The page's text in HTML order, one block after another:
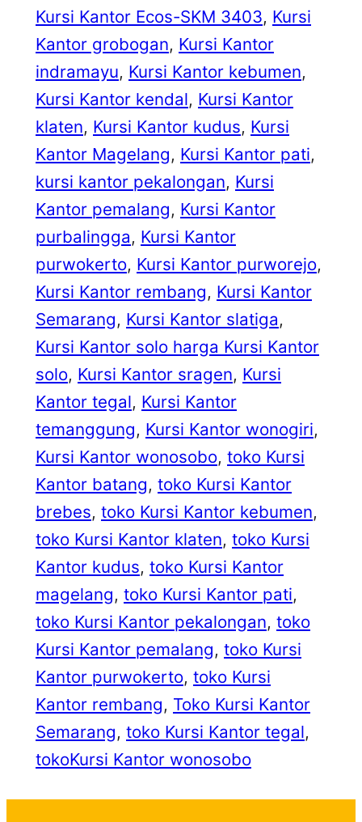
Kursi Kantor Ecos-SKM 3403, Kursi
Kantor grobogan, Kursi Kantor
indramayu, Kursi Kantor kebumen
Kursi Kantor kendal, Kursi Kantor
klaten, Kursi Kantor kudus, Kursi
Kantor Magelang, Kursi Kantor pati
kursi kantor pekalongan, Kursi
Kantor pemalang, Kursi Kantor
purbalingga, Kursi Kantor
purwokerto, Kursi Kantor purworejo
Kursi Kantor rembang, Kursi Kantor
Semarang, Kursi Kantor slatiga
Kursi Kantor solo harga Kursi Kantor
solo, Kursi Kantor sragen, Kursi
Kantor tegal, Kursi Kantor
temanggung, Kursi Kantor wonogiri
Kursi Kantor wonosobo, toko Kursi
Kantor batang, toko Kursi Kantor
brebes, toko Kursi Kantor kebumen
toko Kursi Kantor klaten, toko Kursi
Kantor kudus, toko Kursi Kantor
magelang, toko Kursi Kantor pati
toko Kursi Kantor pekalongan, toko
Kursi Kantor pemalang, toko Kursi
Kantor purwokerto, toko Kursi
Kantor rembang, Toko Kursi Kantor
Semarang, toko Kursi Kantor tegal
tokoKursi Kantor wonosobo